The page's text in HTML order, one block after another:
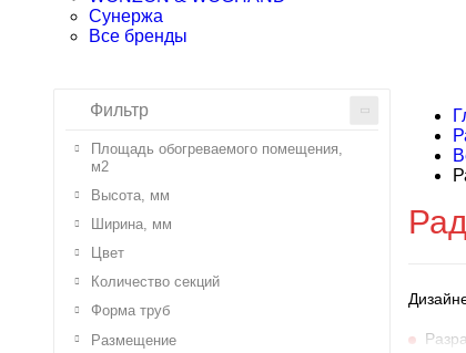
Сунержа
Все бренды
Фильтр
Площадь обогреваемого помещения,
м2
Высота, мм
Ширина, мм
Цвет
Количество секций
Форма труб
Размещение